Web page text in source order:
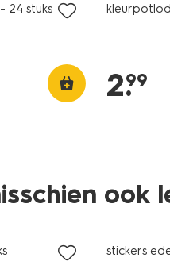
24 stuks
2.
99
ook
stickers